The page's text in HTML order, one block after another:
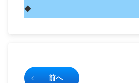
◆
前へ